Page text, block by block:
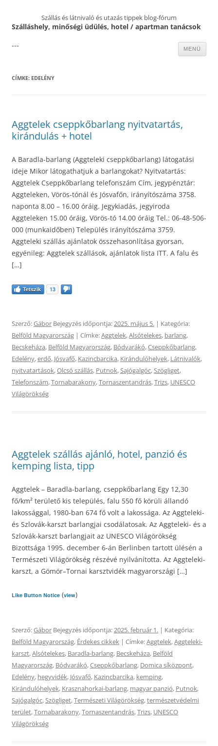
Szállás és látnivaló és utazás tippek blog-fórum
Szálláshely, minőségi üdülés, hotel / apartman tanácsok
MENÜ
---
CÍMKE: EDELÉNY
Aggtelek cseppkőbarlang nyitvatartás,
kirándulás + hotel
A Baradla-barlang (Aggteleki cseppkőbarlang) látogatási
ideje Mikor látogathatjuk a barlangokat? Nyitvatartás:
Aggtelek Cseppkőbarlang telefonszám Cím, jegypénztár:
Aggteleken, Vörös-tónál és Jósvafőn, irányítószáma 3758.
naponta 8.00 – 16.00 óráig. Jegykiadás, jegyiroda
Aggteleken 15.00 óráig, Vörös-tó 14.00 óráig Tel.: 06-48-506-
000 (munkaidőben) Település irányítószáma 3759.
Aggteleki szállás ajánlatok összehasonlítása gyorsan,
egyénileg: Aggtelek szállások, ajánlatok lista ITT. A falu és
[…]
Tetszik 13
Szerző:Gábor Bejegyzés időpontja:2025. május 5. | Kategória:
Belföld Magyarország | Címke:Aggtelek,Alsótelekes, barlang,
Becskeháza, Belföld Magyarország, Bódvarákó,Cseppkőbarlang,
Edelény,erdő, Jósvafő, Kazincbarcika, Kirándulóhelyek, Látnivalók,
nyitvatartások,Olcsó szállás, Putnok,Sajógalgóc,Szögliget,
Telefonszám,Tornabarakony,Tornaszentandrás,Trizs, UNESCO
Világörökség
Aggtelek szállás ajánló, hotel, panzió és
kemping lista, tipp
Aggtelek – Baradla-barlang, cseppkőbarlang Egy 12,30
fő/km² területő kis település, falu 550 fő körüli állandó
lakossággal, 1980-ban 674 fő volt a lakossága. Az Aggteleki-
és Szlovák-karszt barlangjai csodálatosak. Az Aggteleki- és a
Szlovák-karszt barlangjait az UNESCO Világörökség
Bizottsága 1995. december 6-án Berlinben tartott ülésén a
Természeti Világörökség részévé nyilvánította. Az Aggteleki-
karszt, a Gömör–Tornai karsztvidék magyarországi […]
Like Button Notice (view)
Szerző:Gábor Bejegyzés időpontja:2025. február 1. | Kategória:
Belföld Magyarország, Érdekes cikkek | Címke:Aggtelek,Aggteleki-
karszt,Alsótelekes, Baradla-barlang, Becskeháza, Belföld
Magyarország, Bódvarákó,Cseppkőbarlang, Domica síközpont,
Edelény, hegyvidék, Jósvafő, Kazincbarcika, kemping,
Kirándulóhelyek, Krasznahorkai-barlang, magyar panzió, Putnok,
Sajógalgóc,Szögliget,Természeti Világörökség,természetvédelmi
terület,Tornabarakony,Tornaszentandrás,Trizs, UNESCO
Világörökség